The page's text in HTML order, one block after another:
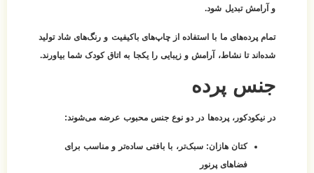
و آرامش تبدیل شود.
تمام پرده‌های ما با استفاده از چاپ‌های باکیفیت و رنگ‌های شاد تولید
شده‌اند تا نشاط، آرامش و زیبایی را یکجا به اتاق کودک شما بیاورند.
جنس پرده
در نیکودکور، پرده‌ها در دو نوع جنس محبوب عرضه می‌شوند:
کتان هازان: سبک‌تر، با بافتی ساده‌تر و مناسب برای
فضاهای پرنور